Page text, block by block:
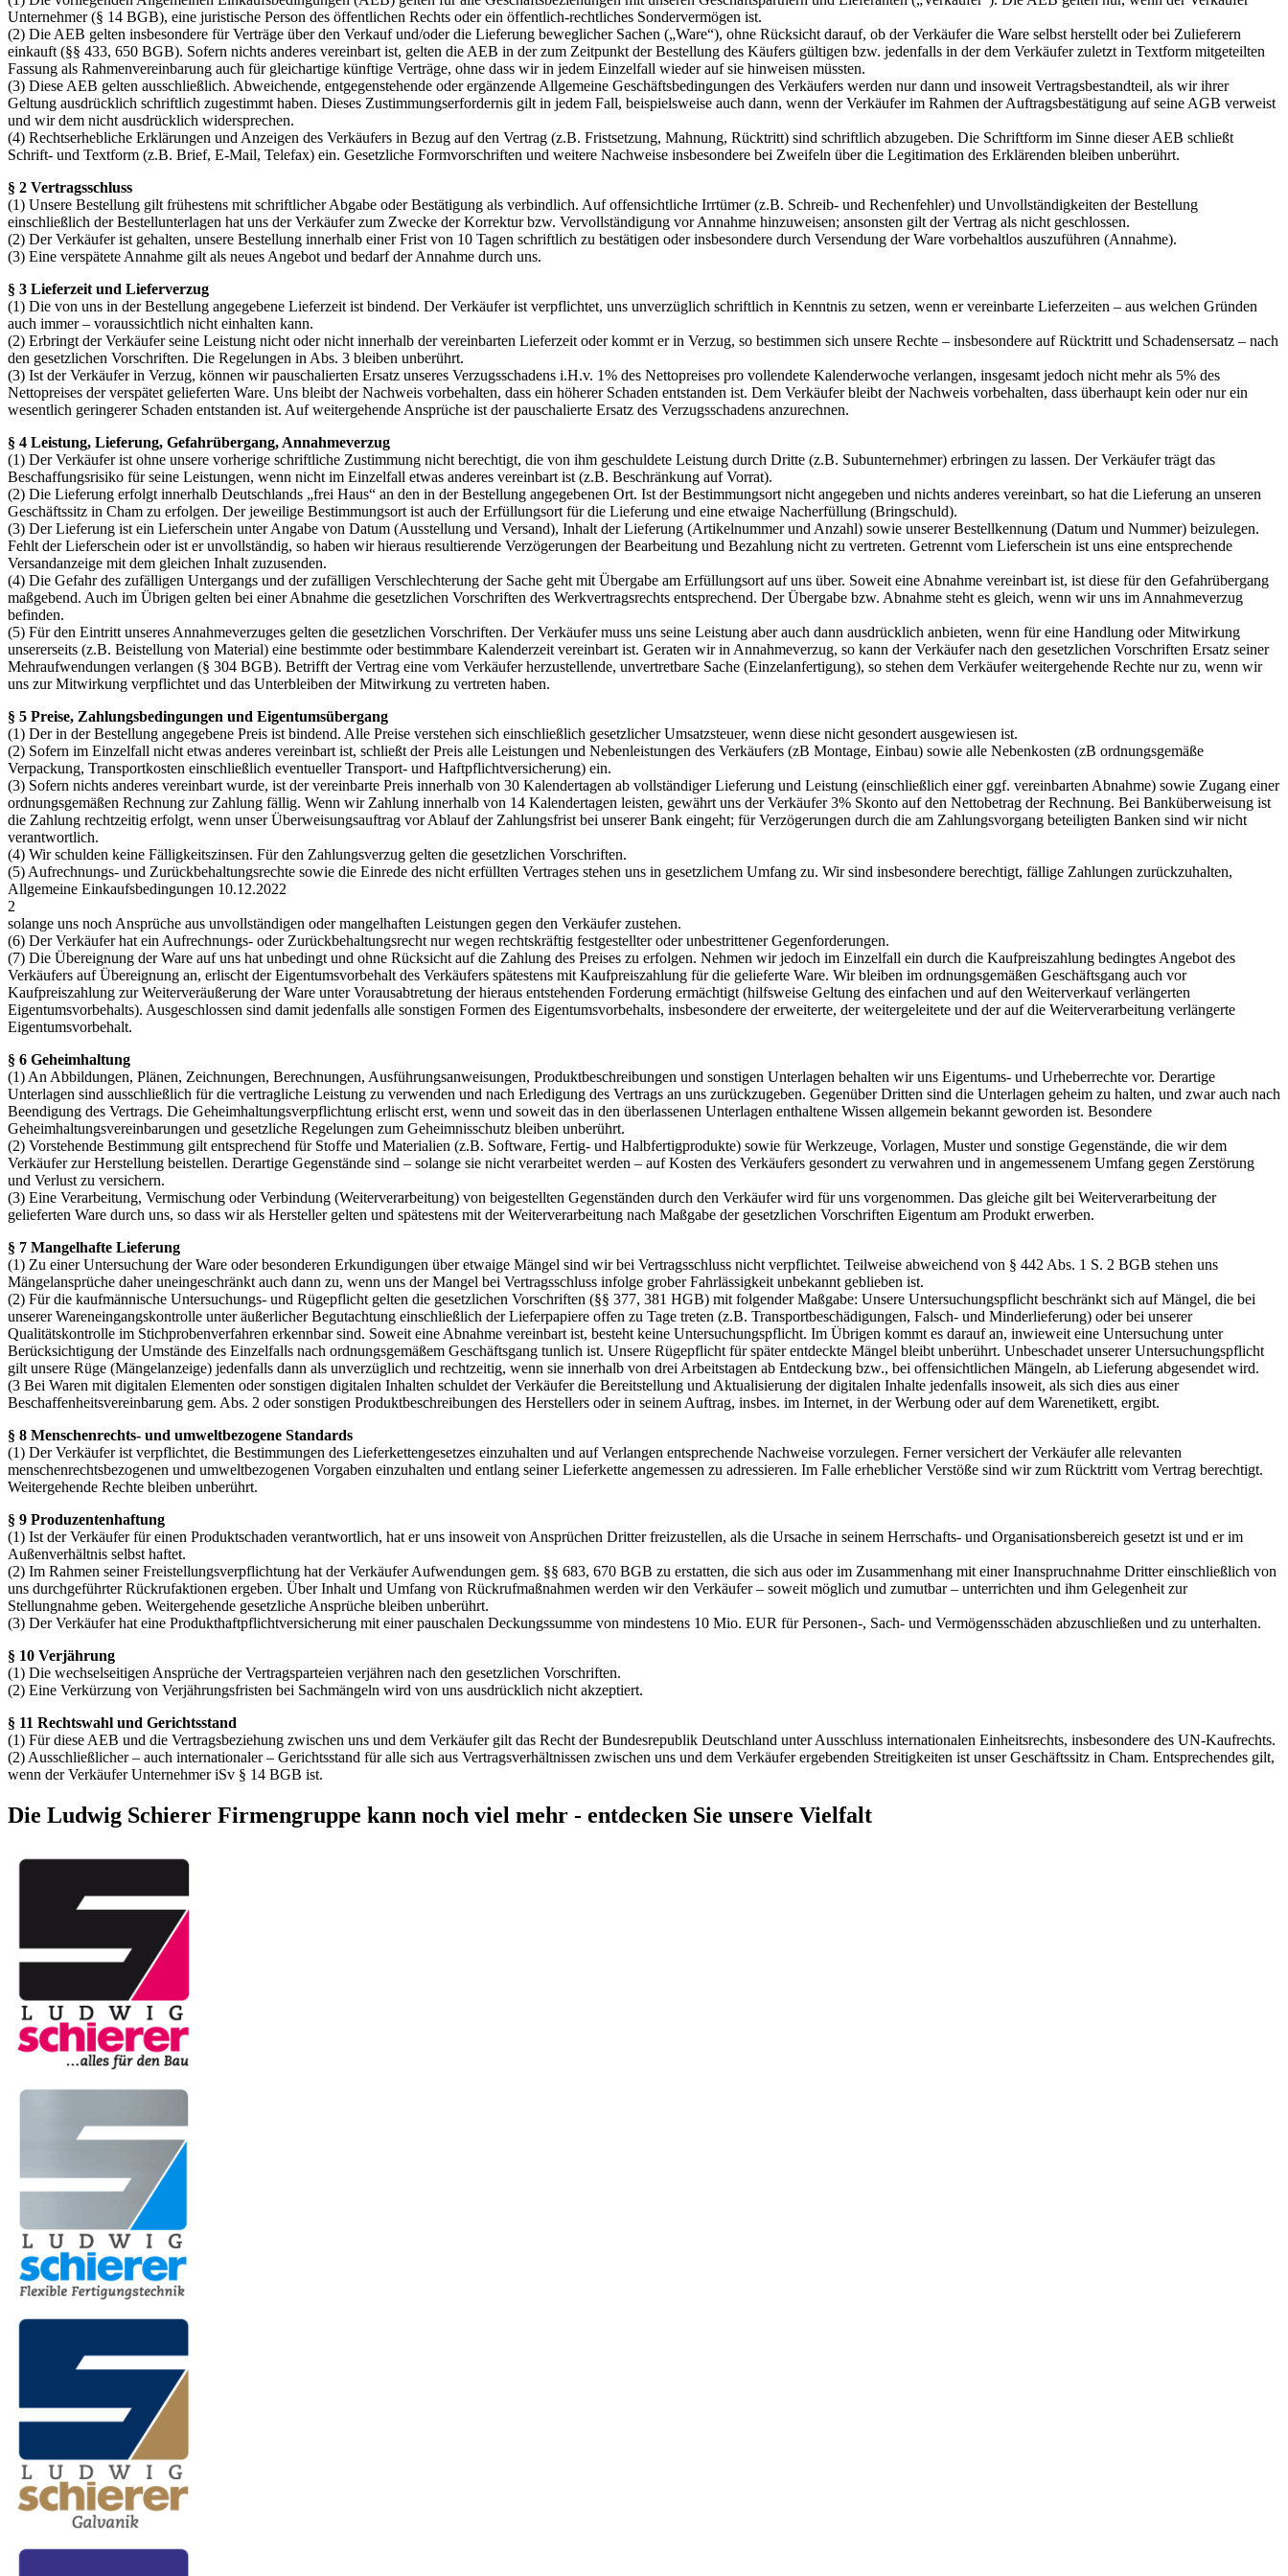
Unternehmer (§ 14 BGB), eine juristische Person des öffentlichen Rechts oder ein öffentlich-rechtliches Sondervermögen ist.
(2) Die AEB gelten insbesondere für Verträge über den Verkauf und/oder die Lieferung beweglicher Sachen („Ware“), ohne Rücksicht darauf, ob der Verkäufer die Ware selbst herstellt oder bei Zulieferern
einkauft (§§ 433, 650 BGB). Sofern nichts anderes vereinbart ist, gelten die AEB in der zum Zeitpunkt der Bestellung des Käufers gültigen bzw. jedenfalls in der dem Verkäufer zuletzt in Textform mitgeteilten
Fassung als Rahmenvereinbarung auch für gleichartige künftige Verträge, ohne dass wir in jedem Einzelfall wieder auf sie hinweisen müssten.
(3) Diese AEB gelten ausschließlich. Abweichende, entgegenstehende oder ergänzende Allgemeine Geschäftsbedingungen des Verkäufers werden nur dann und insoweit Vertragsbestandteil, als wir ihrer
Geltung ausdrücklich schriftlich zugestimmt haben. Dieses Zustimmungserfordernis gilt in jedem Fall, beispielsweise auch dann, wenn der Verkäufer im Rahmen der Auftragsbestätigung auf seine AGB verweist
und wir dem nicht ausdrücklich widersprechen.
(4) Rechtserhebliche Erklärungen und Anzeigen des Verkäufers in Bezug auf den Vertrag (z.B. Fristsetzung, Mahnung, Rücktritt) sind schriftlich abzugeben. Die Schriftform im Sinne dieser AEB schließt
Schrift- und Textform (z.B. Brief, E-Mail, Telefax) ein. Gesetzliche Formvorschriften und weitere Nachweise insbesondere bei Zweifeln über die Legitimation des Erklärenden bleiben unberührt.
§ 2 Vertragsschluss
(1) Unsere Bestellung gilt frühestens mit schriftlicher Abgabe oder Bestätigung als verbindlich. Auf offensichtliche Irrtümer (z.B. Schreib- und Rechenfehler) und Unvollständigkeiten der Bestellung
einschließlich der Bestellunterlagen hat uns der Verkäufer zum Zwecke der Korrektur bzw. Vervollständigung vor Annahme hinzuweisen; ansonsten gilt der Vertrag als nicht geschlossen.
(2) Der Verkäufer ist gehalten, unsere Bestellung innerhalb einer Frist von 10 Tagen schriftlich zu bestätigen oder insbesondere durch Versendung der Ware vorbehaltlos auszuführen (Annahme).
(3) Eine verspätete Annahme gilt als neues Angebot und bedarf der Annahme durch uns.
§ 3 Lieferzeit und Lieferverzug
(1) Die von uns in der Bestellung angegebene Lieferzeit ist bindend. Der Verkäufer ist verpflichtet, uns unverzüglich schriftlich in Kenntnis zu setzen, wenn er vereinbarte Lieferzeiten – aus welchen Gründen
auch immer – voraussichtlich nicht einhalten kann.
(2) Erbringt der Verkäufer seine Leistung nicht oder nicht innerhalb der vereinbarten Lieferzeit oder kommt er in Verzug, so bestimmen sich unsere Rechte – insbesondere auf Rücktritt und Schadensersatz – nach
den gesetzlichen Vorschriften. Die Regelungen in Abs. 3 bleiben unberührt.
(3) Ist der Verkäufer in Verzug, können wir pauschalierten Ersatz unseres Verzugsschadens i.H.v. 1% des Nettopreises pro vollendete Kalenderwoche verlangen, insgesamt jedoch nicht mehr als 5% des
Nettopreises der verspätet gelieferten Ware. Uns bleibt der Nachweis vorbehalten, dass ein höherer Schaden entstanden ist. Dem Verkäufer bleibt der Nachweis vorbehalten, dass überhaupt kein oder nur ein
wesentlich geringerer Schaden entstanden ist. Auf weitergehende Ansprüche ist der pauschalierte Ersatz des Verzugsschadens anzurechnen.
§ 4 Leistung, Lieferung, Gefahrübergang, Annahmeverzug
(1) Der Verkäufer ist ohne unsere vorherige schriftliche Zustimmung nicht berechtigt, die von ihm geschuldete Leistung durch Dritte (z.B. Subunternehmer) erbringen zu lassen. Der Verkäufer trägt das
Beschaffungsrisiko für seine Leistungen, wenn nicht im Einzelfall etwas anderes vereinbart ist (z.B. Beschränkung auf Vorrat).
(2) Die Lieferung erfolgt innerhalb Deutschlands „frei Haus“ an den in der Bestellung angegebenen Ort. Ist der Bestimmungsort nicht angegeben und nichts anderes vereinbart, so hat die Lieferung an unseren
Geschäftssitz in Cham zu erfolgen. Der jeweilige Bestimmungsort ist auch der Erfüllungsort für die Lieferung und eine etwaige Nacherfüllung (Bringschuld).
(3) Der Lieferung ist ein Lieferschein unter Angabe von Datum (Ausstellung und Versand), Inhalt der Lieferung (Artikelnummer und Anzahl) sowie unserer Bestellkennung (Datum und Nummer) beizulegen.
Fehlt der Lieferschein oder ist er unvollständig, so haben wir hieraus resultierende Verzögerungen der Bearbeitung und Bezahlung nicht zu vertreten. Getrennt vom Lieferschein ist uns eine entsprechende
Versandanzeige mit dem gleichen Inhalt zuzusenden.
(4) Die Gefahr des zufälligen Untergangs und der zufälligen Verschlechterung der Sache geht mit Übergabe am Erfüllungsort auf uns über. Soweit eine Abnahme vereinbart ist, ist diese für den Gefahrübergang
maßgebend. Auch im Übrigen gelten bei einer Abnahme die gesetzlichen Vorschriften des Werkvertragsrechts entsprechend. Der Übergabe bzw. Abnahme steht es gleich, wenn wir uns im Annahmeverzug
befinden.
(5) Für den Eintritt unseres Annahmeverzuges gelten die gesetzlichen Vorschriften. Der Verkäufer muss uns seine Leistung aber auch dann ausdrücklich anbieten, wenn für eine Handlung oder Mitwirkung
unsererseits (z.B. Beistellung von Material) eine bestimmte oder bestimmbare Kalenderzeit vereinbart ist. Geraten wir in Annahmeverzug, so kann der Verkäufer nach den gesetzlichen Vorschriften Ersatz seiner
Mehraufwendungen verlangen (§ 304 BGB). Betrifft der Vertrag eine vom Verkäufer herzustellende, unvertretbare Sache (Einzelanfertigung), so stehen dem Verkäufer weitergehende Rechte nur zu, wenn wir
uns zur Mitwirkung verpflichtet und das Unterbleiben der Mitwirkung zu vertreten haben.
§ 5 Preise, Zahlungsbedingungen und Eigentumsübergang
(1) Der in der Bestellung angegebene Preis ist bindend. Alle Preise verstehen sich einschließlich gesetzlicher Umsatzsteuer, wenn diese nicht gesondert ausgewiesen ist.
(2) Sofern im Einzelfall nicht etwas anderes vereinbart ist, schließt der Preis alle Leistungen und Nebenleistungen des Verkäufers (zB Montage, Einbau) sowie alle Nebenkosten (zB ordnungsgemäße
Verpackung, Transportkosten einschließlich eventueller Transport- und Haftpflichtversicherung) ein.
(3) Sofern nichts anderes vereinbart wurde, ist der vereinbarte Preis innerhalb von 30 Kalendertagen ab vollständiger Lieferung und Leistung (einschließlich einer ggf. vereinbarten Abnahme) sowie Zugang einer
ordnungsgemäßen Rechnung zur Zahlung fällig. Wenn wir Zahlung innerhalb von 14 Kalendertagen leisten, gewährt uns der Verkäufer 3% Skonto auf den Nettobetrag der Rechnung. Bei Banküberweisung ist
die Zahlung rechtzeitig erfolgt, wenn unser Überweisungsauftrag vor Ablauf der Zahlungsfrist bei unserer Bank eingeht; für Verzögerungen durch die am Zahlungsvorgang beteiligten Banken sind wir nicht
verantwortlich.
(4) Wir schulden keine Fälligkeitszinsen. Für den Zahlungsverzug gelten die gesetzlichen Vorschriften.
(5) Aufrechnungs- und Zurückbehaltungsrechte sowie die Einrede des nicht erfüllten Vertrages stehen uns in gesetzlichem Umfang zu. Wir sind insbesondere berechtigt, fällige Zahlungen zurückzuhalten,
Allgemeine Einkaufsbedingungen 10.12.2022
2
solange uns noch Ansprüche aus unvollständigen oder mangelhaften Leistungen gegen den Verkäufer zustehen.
(6) Der Verkäufer hat ein Aufrechnungs- oder Zurückbehaltungsrecht nur wegen rechtskräftig festgestellter oder unbestrittener Gegenforderungen.
(7) Die Übereignung der Ware auf uns hat unbedingt und ohne Rücksicht auf die Zahlung des Preises zu erfolgen. Nehmen wir jedoch im Einzelfall ein durch die Kaufpreiszahlung bedingtes Angebot des
Verkäufers auf Übereignung an, erlischt der Eigentumsvorbehalt des Verkäufers spätestens mit Kaufpreiszahlung für die gelieferte Ware. Wir bleiben im ordnungsgemäßen Geschäftsgang auch vor
Kaufpreiszahlung zur Weiterveräußerung der Ware unter Vorausabtretung der hieraus entstehenden Forderung ermächtigt (hilfsweise Geltung des einfachen und auf den Weiterverkauf verlängerten
Eigentumsvorbehalts). Ausgeschlossen sind damit jedenfalls alle sonstigen Formen des Eigentumsvorbehalts, insbesondere der erweiterte, der weitergeleitete und der auf die Weiterverarbeitung verlängerte
Eigentumsvorbehalt.
§ 6 Geheimhaltung
(1) An Abbildungen, Plänen, Zeichnungen, Berechnungen, Ausführungsanweisungen, Produktbeschreibungen und sonstigen Unterlagen behalten wir uns Eigentums- und Urheberrechte vor. Derartige
Unterlagen sind ausschließlich für die vertragliche Leistung zu verwenden und nach Erledigung des Vertrags an uns zurückzugeben. Gegenüber Dritten sind die Unterlagen geheim zu halten, und zwar auch nach
Beendigung des Vertrags. Die Geheimhaltungsverpflichtung erlischt erst, wenn und soweit das in den überlassenen Unterlagen enthaltene Wissen allgemein bekannt geworden ist. Besondere
Geheimhaltungsvereinbarungen und gesetzliche Regelungen zum Geheimnisschutz bleiben unberührt.
(2) Vorstehende Bestimmung gilt entsprechend für Stoffe und Materialien (z.B. Software, Fertig- und Halbfertigprodukte) sowie für Werkzeuge, Vorlagen, Muster und sonstige Gegenstände, die wir dem
Verkäufer zur Herstellung beistellen. Derartige Gegenstände sind – solange sie nicht verarbeitet werden – auf Kosten des Verkäufers gesondert zu verwahren und in angemessenem Umfang gegen Zerstörung
und Verlust zu versichern.
(3) Eine Verarbeitung, Vermischung oder Verbindung (Weiterverarbeitung) von beigestellten Gegenständen durch den Verkäufer wird für uns vorgenommen. Das gleiche gilt bei Weiterverarbeitung der
gelieferten Ware durch uns, so dass wir als Hersteller gelten und spätestens mit der Weiterverarbeitung nach Maßgabe der gesetzlichen Vorschriften Eigentum am Produkt erwerben.
§ 7 Mangelhafte Lieferung
(1) Zu einer Untersuchung der Ware oder besonderen Erkundigungen über etwaige Mängel sind wir bei Vertragsschluss nicht verpflichtet. Teilweise abweichend von § 442 Abs. 1 S. 2 BGB stehen uns
Mängelansprüche daher uneingeschränkt auch dann zu, wenn uns der Mangel bei Vertragsschluss infolge grober Fahrlässigkeit unbekannt geblieben ist.
(2) Für die kaufmännische Untersuchungs- und Rügepflicht gelten die gesetzlichen Vorschriften (§§ 377, 381 HGB) mit folgender Maßgabe: Unsere Untersuchungspflicht beschränkt sich auf Mängel, die bei
unserer Wareneingangskontrolle unter äußerlicher Begutachtung einschließlich der Lieferpapiere offen zu Tage treten (z.B. Transportbeschädigungen, Falsch- und Minderlieferung) oder bei unserer
Qualitätskontrolle im Stichprobenverfahren erkennbar sind. Soweit eine Abnahme vereinbart ist, besteht keine Untersuchungspflicht. Im Übrigen kommt es darauf an, inwieweit eine Untersuchung unter
Berücksichtigung der Umstände des Einzelfalls nach ordnungsgemäßem Geschäftsgang tunlich ist. Unsere Rügepflicht für später entdeckte Mängel bleibt unberührt. Unbeschadet unserer Untersuchungspflicht
gilt unsere Rüge (Mängelanzeige) jedenfalls dann als unverzüglich und rechtzeitig, wenn sie innerhalb von drei Arbeitstagen ab Entdeckung bzw., bei offensichtlichen Mängeln, ab Lieferung abgesendet wird.
(3 Bei Waren mit digitalen Elementen oder sonstigen digitalen Inhalten schuldet der Verkäufer die Bereitstellung und Aktualisierung der digitalen Inhalte jedenfalls insoweit, als sich dies aus einer
Beschaffenheitsvereinbarung gem. Abs. 2 oder sonstigen Produktbeschreibungen des Herstellers oder in seinem Auftrag, insbes. im Internet, in der Werbung oder auf dem Warenetikett, ergibt.
§ 8 Menschenrechts- und umweltbezogene Standards
(1) Der Verkäufer ist verpflichtet, die Bestimmungen des Lieferkettengesetzes einzuhalten und auf Verlangen entsprechende Nachweise vorzulegen. Ferner versichert der Verkäufer alle relevanten
menschenrechtsbezogenen und umweltbezogenen Vorgaben einzuhalten und entlang seiner Lieferkette angemessen zu adressieren. Im Falle erheblicher Verstöße sind wir zum Rücktritt vom Vertrag berechtigt.
Weitergehende Rechte bleiben unberührt.
§ 9 Produzentenhaftung
(1) Ist der Verkäufer für einen Produktschaden verantwortlich, hat er uns insoweit von Ansprüchen Dritter freizustellen, als die Ursache in seinem Herrschafts- und Organisationsbereich gesetzt ist und er im
Außenverhältnis selbst haftet.
(2) Im Rahmen seiner Freistellungsverpflichtung hat der Verkäufer Aufwendungen gem. §§ 683, 670 BGB zu erstatten, die sich aus oder im Zusammenhang mit einer Inanspruchnahme Dritter einschließlich von
uns durchgeführter Rückrufaktionen ergeben. Über Inhalt und Umfang von Rückrufmaßnahmen werden wir den Verkäufer – soweit möglich und zumutbar – unterrichten und ihm Gelegenheit zur
Stellungnahme geben. Weitergehende gesetzliche Ansprüche bleiben unberührt.
(3) Der Verkäufer hat eine Produkthaftpflichtversicherung mit einer pauschalen Deckungssumme von mindestens 10 Mio. EUR für Personen-, Sach- und Vermögensschäden abzuschließen und zu unterhalten.
§ 10 Verjährung
(1) Die wechselseitigen Ansprüche der Vertragsparteien verjähren nach den gesetzlichen Vorschriften.
(2) Eine Verkürzung von Verjährungsfristen bei Sachmängeln wird von uns ausdrücklich nicht akzeptiert.
§ 11 Rechtswahl und Gerichtsstand
(1) Für diese AEB und die Vertragsbeziehung zwischen uns und dem Verkäufer gilt das Recht der Bundesrepublik Deutschland unter Ausschluss internationalen Einheitsrechts, insbesondere des UN-Kaufrechts.
(2) Ausschließlicher – auch internationaler – Gerichtsstand für alle sich aus Vertragsverhältnissen zwischen uns und dem Verkäufer ergebenden Streitigkeiten ist unser Geschäftssitz in Cham. Entsprechendes gilt,
wenn der Verkäufer Unternehmer iSv § 14 BGB ist.
Die Ludwig Schierer Firmengruppe kann noch viel mehr - entdecken Sie unsere Vielfalt